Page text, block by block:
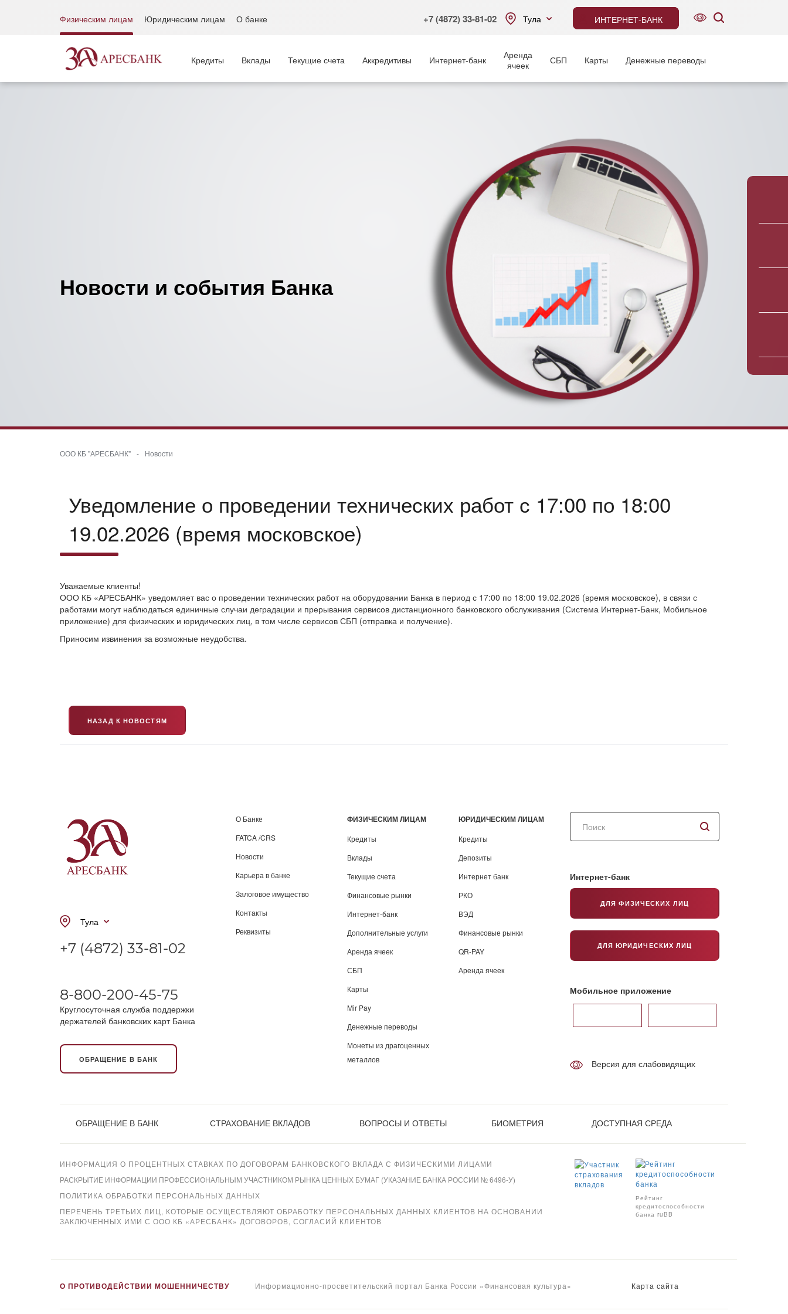
Физическим лицам Юридическим лицам О банке ИНТЕРНЕТ-БАНК
Тула
+7 (4872) 33-81-02
Кредиты Вклады Текущие счета Аккредитивы Интернет-банк
Аренда
ячеек
СБП Карты Денежные переводы
Новости и события Банка
ООО КБ "АРЕСБАНК" - Новости
Уведомление о проведении технических работ с 17:00 по 18:00
19.02.2026 (время московское)
Уважаемые клиенты!
ООО КБ «АРЕСБАНК» уведомляет вас о проведении технических работ на оборудовании Банка в период с 17:00 по 18:00 19.02.2026 (время московское), в связи с
работами могут наблюдаться единичные случаи деградации и прерывания сервисов дистанционного банковского обслуживания (Система Интернет-Банк, Мобильное
приложение) для физических и юридических лиц, в том числе сервисов СБП (отправка и получение).
Приносим извинения за возможные неудобства.
НАЗАД К НОВОСТЯМ
Тула
+7 (4872) 33-81-02
8-800-200-45-75
Круглосуточная служба поддержки
держателей банковских карт Банка
ОБРАЩЕНИЕ В БАНК
О Банке
FATCA /CRS
Новости
Карьера в банке
Залоговое имущество
Контакты
Реквизиты
ФИЗИЧЕСКИМ ЛИЦАМ
Кредиты
Вклады
Текущие счета
Финансовые рынки
Интернет-банк
Дополнительные услуги
Аренда ячеек
СБП
Карты
Mir Pay
Денежные переводы
Монеты из драгоценных
металлов
ЮРИДИЧЕСКИМ ЛИЦАМ
Кредиты
Депозиты
Интернет банк
РКО
ВЭД
Финансовые рынки
QR-PAY
Аренда ячеек
Поиск
сайту
Интернет-банк
ДЛЯ ФИЗИЧЕСКИХ ЛИЦ
ДЛЯ ЮРИДИЧЕСКИХ ЛИЦ
Мобильное приложение
Версия для слабовидящих
ОБРАЩЕНИЕ В БАНК СТРАХОВАНИЕ ВКЛАДОВ ВОПРОСЫ И ОТВЕТЫ БИОМЕТРИЯ ДОСТУПНАЯ СРЕДА
ИНФОРМАЦИЯ О ПРОЦЕНТНЫХ СТАВКАХ ПО ДОГОВОРАМ БАНКОВСКОГО ВКЛАДА С ФИЗИЧЕСКИМИ ЛИЦАМИ
РАСКРЫТИЕ ИНФОРМАЦИИ ПРОФЕССИОНАЛЬНЫМ УЧАСТНИКОМ РЫНКА ЦЕННЫХ БУМАГ (УКАЗАНИЕ БАНКА РОССИИ № 6496-У)
ПОЛИТИКА ОБРАБОТКИ ПЕРСОНАЛЬНЫХ ДАННЫХ
ПЕРЕЧЕНЬ ТРЕТЬИХ ЛИЦ, КОТОРЫЕ ОСУЩЕСТВЛЯЮТ ОБРАБОТКУ ПЕРСОНАЛЬНЫХ ДАННЫХ КЛИЕНТОВ НА ОСНОВАНИИ
ЗАКЛЮЧЕННЫХ ИМИ С ООО КБ «АРЕСБАНК» ДОГОВОРОВ, СОГЛАСИЙ КЛИЕНТОВ
Рейтинг
кредитоспособности
банка ruBB
О ПРОТИВОДЕЙСТВИИ МОШЕННИЧЕСТВУ Информационно-просветительский портал Банка России «Финансовая культура» Карта сайта